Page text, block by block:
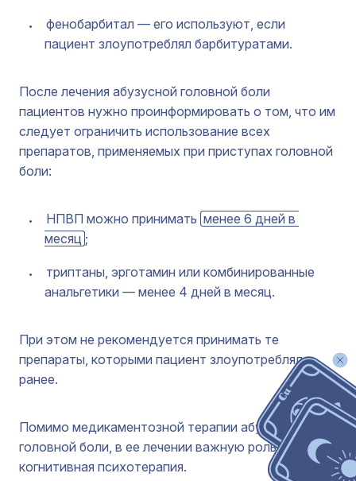
фенобарбитал — его используют, если
пациент злоупотреблял барбитуратами.
После лечения абузусной головной боли
пациентов нужно проинформировать о том, что им
следует ограничить использование всех
препаратов, применяемых при приступах головной
боли:
НПВП можно принимать менее 6 дней в
месяц ;
триптаны, эрготамин или комбинированные
анальгетики — менее 4 дней в месяц.
При этом не рекомендуется принимать те
препараты, которыми пациент злоупотреблял
ранее.
Помимо медикаментозной терапии абузусной
головной боли, в ее лечении важную роль играет
когнитивная психотерапия.